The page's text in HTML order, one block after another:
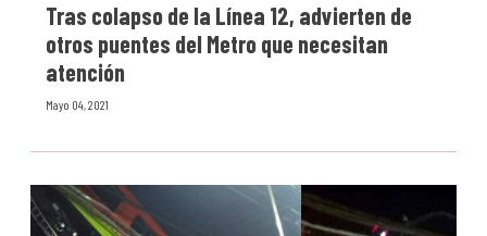
Tras colapso de la Línea 12, advierten de
otros puentes del Metro que necesitan
atención
Mayo 04, 2021